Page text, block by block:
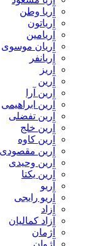
آریا وطن
آریاتون
آریامین
آریان موسوی
آریانفر
آریز
آرین
آرین آرا
آرین ابراهیمی
آرین تفضلی
آرین خلج
آرین کاوه
آرین مقصودی
آرین وحیدی
آرین یکتا
آریو
آریو رایجی
آزاد
آزاد کمالیان
آژمان